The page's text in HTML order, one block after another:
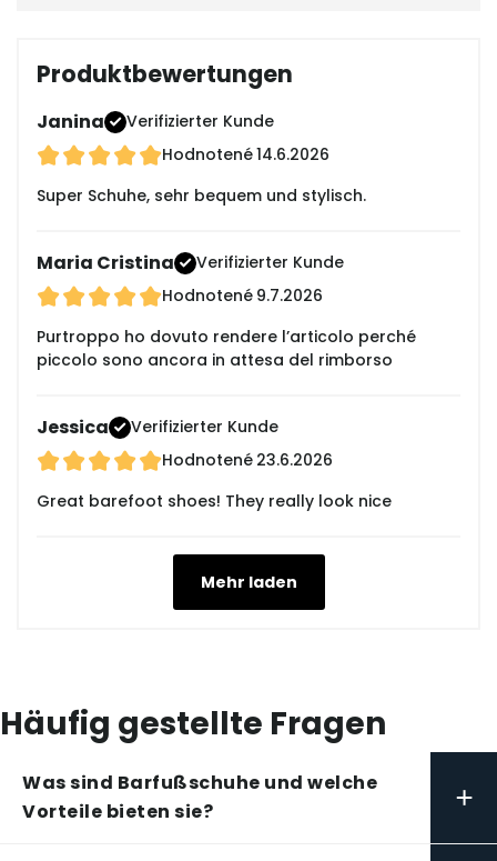
Produktbewertungen
Janina
Verifizierter Kunde
Hodnotené14.6.2026
Super Schuhe, sehr bequem und stylisch.
Maria Cristina
Verifizierter Kunde
Hodnotené 9.7.2026
Purtroppo ho dovuto rendere l’articolo perché
piccolo sono ancora in attesa del rimborso
Jessica
Verifizierter Kunde
Hodnotené 23.6.2026
Great barefoot shoes! They really look nice
Mehr laden
Häufig gestellte Fragen
Was sind Barfußschuhe und welche
Vorteile bieten sie?
+